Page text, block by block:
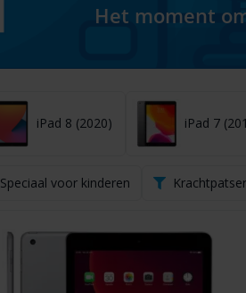
Het moment
iPad 8 (2020) iPad 7
Speciaal voor kinderen